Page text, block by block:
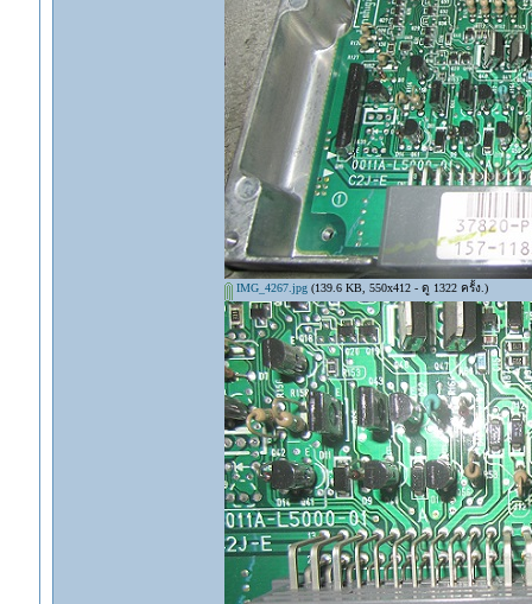
IMG_4267.jpg(139.6 KB, 550x412 - ดู 1322 ครั้ง.)